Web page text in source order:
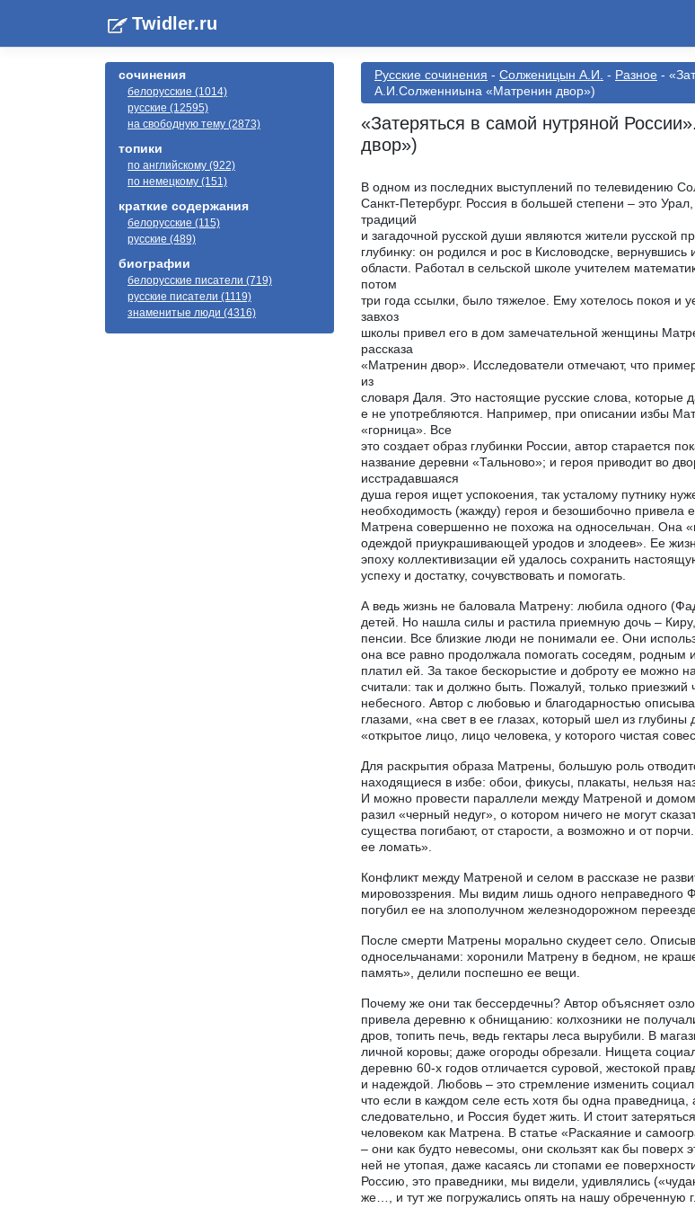
Twidler.ru
сочинения
белорусские (1014)
русские (12595)
на свободную тему (2873)
топики
по английскому (922)
по немецкому (151)
краткие содержания
белорусские (115)
русские (489)
биографии
белорусские писатели (719)
русские писатели (1119)
знаменитые люди (4316)
Русские сочинения - Солженицын А.И. - Разное -
А.И.Солженниына «Матренин двор»)
«Затеряться в самой нутряной
двор»)
В одном из последних выступлений по телевидению
Санкт-Петербург. Россия в большей степени – это
традиций
и загадочной русской души являются жители русской
глубинку: он родился и рос в Кисловодске,
области. Работал в сельской школе учителем
потом
три года ссылки, было тяжелое. Ему хотелось покоя и
завхоз
школы привел его в дом замечательной женщины
рассказа
«Матренин двор». Исследователи отмечают, что
из
словаря Даля. Это настоящие русские слова, которые
е не употребляются. Например, при описании избы
«горница». Все
это создает образ глубинки России, автор старается
название деревни «Тальново»; и героя приводит во
исстрадавшаяся
душа героя ищет успокоения, так усталому путнику
необходимость (жажду) героя и безошибочно привела
Матрена совершенно не похожа на односельчан. Она
одеждой приукрашивающей уродов и злодеев». Ее
эпоху коллективизации ей удалось сохранить
успеху и достатку, сочувствовать и помогать.
А ведь жизнь не баловала Матрену: любила одного
детей. Но нашла силы и растила приемную дочь –
пенсии. Все близкие люди не понимали ее. Они
она все равно продолжала помогать соседям, родным
платил ей. За такое бескорыстие и доброту ее можно
считали: так и должно быть. Пожалуй, только приезжий
небесного. Автор с любовью и благодарностью
глазами, «на свет в ее глазах, который шел из
«открытое лицо, лицо человека, у которого чистая
Для раскрытия образа Матрены, большую роль
находящиеся в избе: обои, фикусы, плакаты, нельзя
И можно провести параллели между Матреной и
разил «черный недуг», о котором ничего не могут
существа погибают, от старости, а возможно и от
ее ломать».
Конфликт между Матреной и селом в рассказе не
мировоззрения. Мы видим лишь одного неправедного
погубил ее на злополучном железнодорожном
После смерти Матрены морально скудеет село.
односельчанами: хоронили Матрену в бедном, не
память», делили поспешно ее вещи.
Почему же они так бессердечны? Автор объясняет
привела деревню к обнищанию: колхозники не
дров, топить печь, ведь гектары леса вырубили. В
личной коровы; даже огороды обрезали. Нищета
деревню 60-х годов отличается суровой, жестокой
и надеждой. Любовь – это стремление изменить
что если в каждом селе есть хотя бы одна праведница,
следовательно, и Россия будет жить. И стоит
человеком как Матрена. В статье «Раскаяние и
– они как будто невесомы, они скользят как бы
ней не утопая, даже касаясь ли стопами ее
Россию, это праведники, мы видели, удивлялись
же…, и тут же погружались опять на нашу обреченную